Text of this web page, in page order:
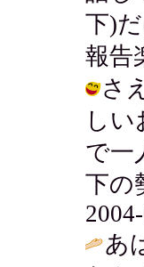
下)
報告
さ
し
で一
下の
あ